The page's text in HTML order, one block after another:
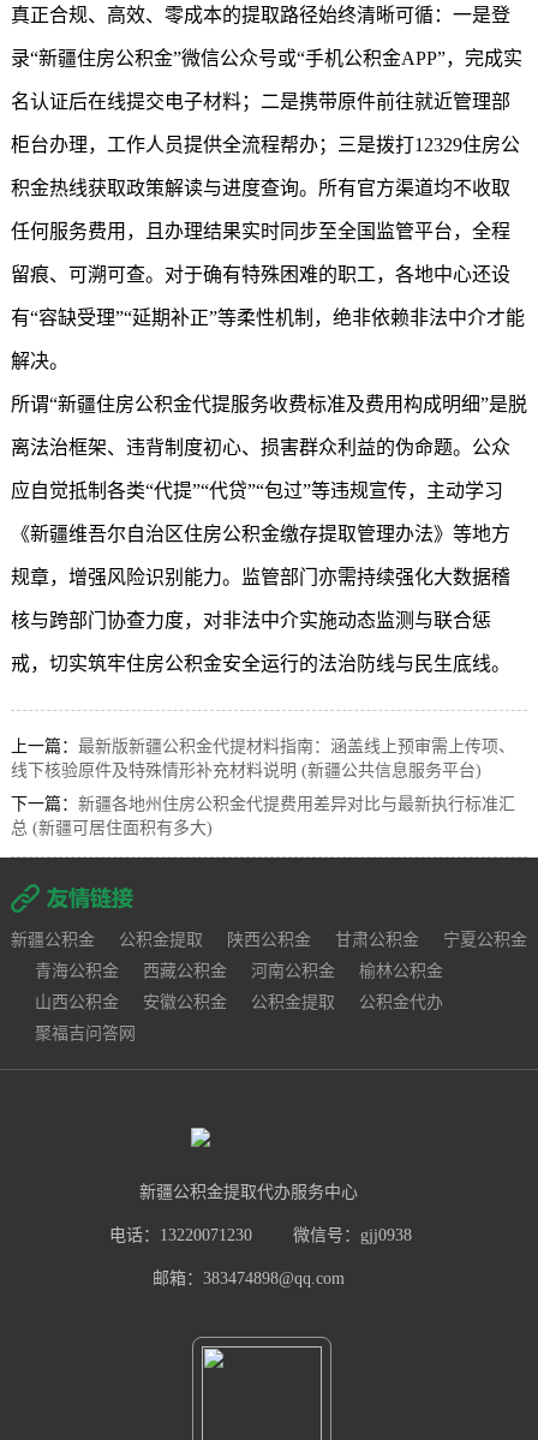
真正合规、高效、零成本的提取路径始终清晰可循：一是登
录“新疆住房公积金”微信公众号或“手机公积金APP”，完成实
名认证后在线提交电子材料；二是携带原件前往就近管理部
柜台办理，工作人员提供全流程帮办；三是拨打12329住房公
积金热线获取政策解读与进度查询。所有官方渠道均不收取
任何服务费用，且办理结果实时同步至全国监管平台，全程
留痕、可溯可查。对于确有特殊困难的职工，各地中心还设
有“容缺受理”“延期补正”等柔性机制，绝非依赖非法中介才能
解决。
所谓“新疆住房公积金代提服务收费标准及费用构成明细”是脱
离法治框架、违背制度初心、损害群众利益的伪命题。公众
应自觉抵制各类“代提”“代贷”“包过”等违规宣传，主动学习
《新疆维吾尔自治区住房公积金缴存提取管理办法》等地方
规章，增强风险识别能力。监管部门亦需持续强化大数据稽
核与跨部门协查力度，对非法中介实施动态监测与联合惩
戒，切实筑牢住房公积金安全运行的法治防线与民生底线。
上一篇： 最新版新疆公积金代提材料指南：涵盖线上预审需上传项、
线下核验原件及特殊情形补充材料说明 (新疆公共信息服务平台)
下一篇： 新疆各地州住房公积金代提费用差异对比与最新执行标准汇
总 (新疆可居住面积有多大)
新疆公积金 公积金提取 陕西公积金 甘肃公积金
宁夏公积金
青海公积金
西藏公积金 河南公积金
榆林公积金
山西公积金
安徽公积金 公积金提取
公积金代办
聚福吉问答网
新疆公积金提取代办服务中心
电话：13220071230 微信号：gjj0938
邮箱：383474898@qq.com